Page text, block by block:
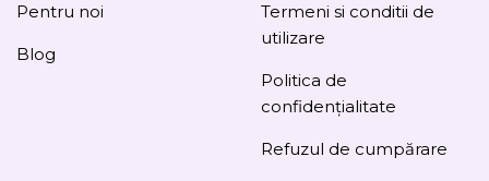
Pentru noi
Blog
Termeni si conditii de
utilizare
Politica de
confidențialitate
Refuzul de cumpărare